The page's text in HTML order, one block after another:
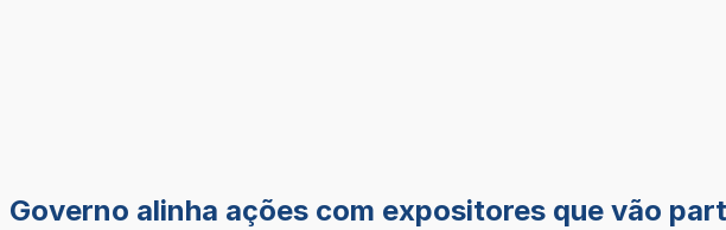
Governo alinha ações com expositores que vão